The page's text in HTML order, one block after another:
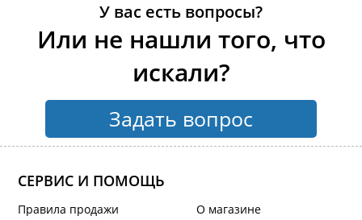
У вас есть вопросы?
Или не нашли того, что
искали?
Задать вопрос
СЕРВИС И ПОМОЩЬ
Правила продажи
О магазине